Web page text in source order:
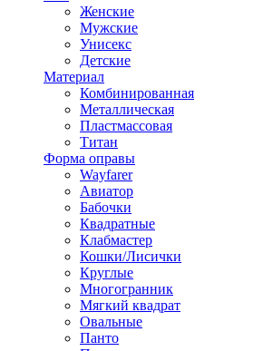
Женские
Мужские
Унисекс
Детские
Материал
Комбинированная
Металлическая
Пластмассовая
Титан
Форма оправы
Wayfarer
Авиатор
Бабочки
Квадратные
Клабмастер
Кошки/Лисички
Круглые
Многогранник
Мягкий квадрат
Овальные
Панто